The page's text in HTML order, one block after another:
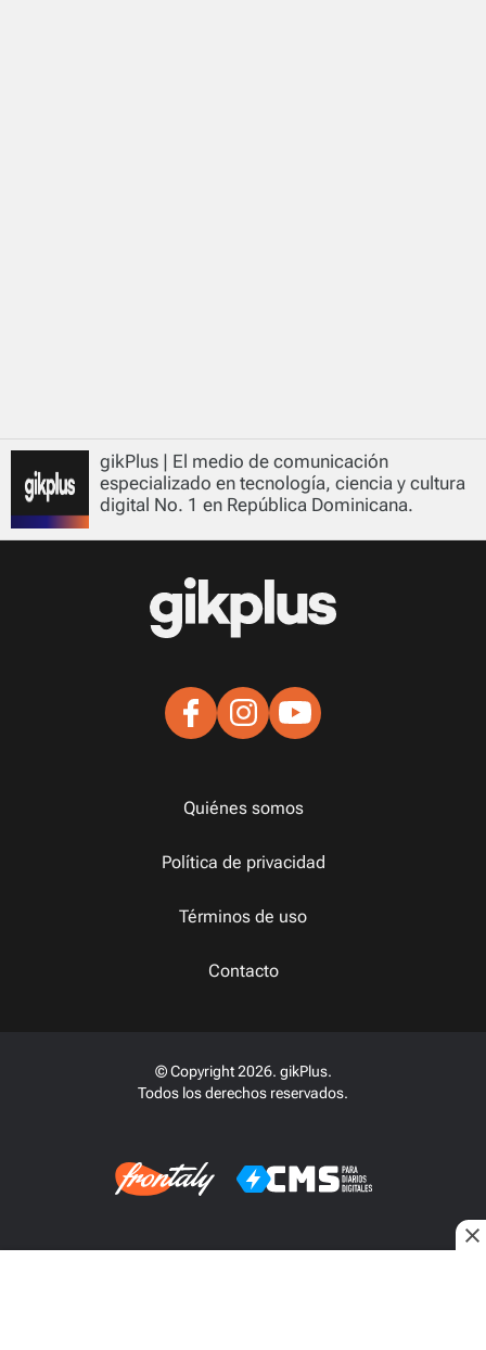
gikPlus | El medio de comunicación
especializado en tecnología, ciencia y cultura
digital No. 1 en República Dominicana.
Quiénes somos
Política de privacidad
Términos de uso
Contacto
© Copyright 2026. gikPlus.
Todos los derechos reservados.